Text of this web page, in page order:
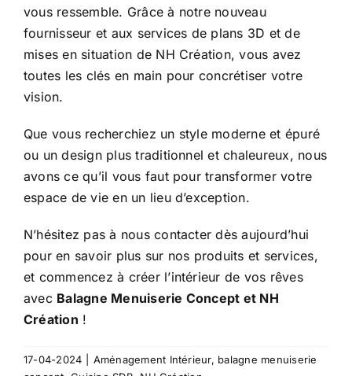
vous ressemble. Grâce à notre nouveau
fournisseur et aux services de plans 3D et de
mises en situation de NH Création, vous avez
toutes les clés en main pour concrétiser votre
vision.
Que vous recherchiez un style moderne et épuré
ou un design plus traditionnel et chaleureux, nous
avons ce qu’il vous faut pour transformer votre
espace de vie en un lieu d’exception.
N’hésitez pas à nous contacter dès aujourd’hui
pour en savoir plus sur nos produits et services,
et commencez à créer l’intérieur de vos rêves
avec Balagne Menuiserie Concept et NH
Création !
17-04-2024 Aménagement Intérieur, balagne menuiserie